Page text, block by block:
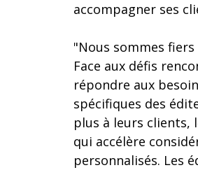
accompagner ses
"Nous sommes
Face aux défis
répondre aux
spécifiques des
plus à leurs clients,
qui accélère
personnalisés. Les